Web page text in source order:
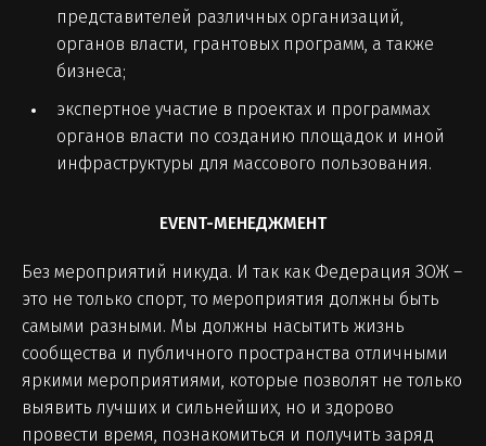
представителей различных организаций,
органов власти, грантовых программ, а также
бизнеса;
экспертное участие в проектах и программах
органов власти по созданию площадок и иной
инфраструктуры для массового пользования.
EVENT-МЕНЕДЖМЕНТ
Без мероприятий никуда. И так как Федерация ЗОЖ –
это не только спорт, то мероприятия должны быть
самыми разными. Мы должны насытить жизнь
сообщества и публичного пространства отличными
яркими мероприятиями, которые позволят не только
выявить лучших и сильнейших, но и здорово
провести время, познакомиться и получить заряд